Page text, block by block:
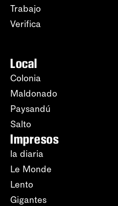
Trabajo
Verifica
Local
Colonia
Maldonado
Paysandú
Salto
Impresos
la diaria
Le Monde
Lento
Gigantes